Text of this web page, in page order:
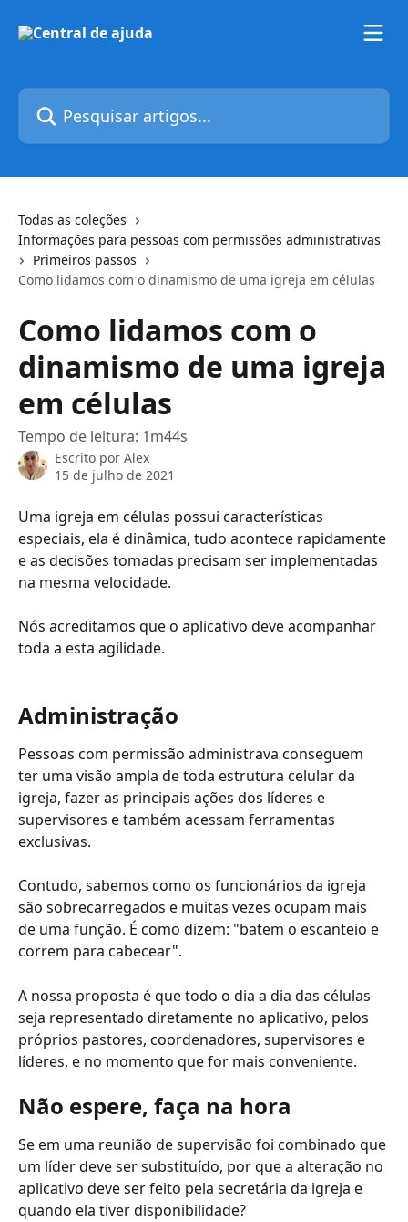
Pesquisar artigos...
Todas as coleções
Informações para pessoas com permissões administrativas
Primeiros passos
Como lidamos com o dinamismo de uma igreja em células
Como lidamos com o
dinamismo de uma igreja
em células
Tempo de leitura: 1m44s
Escrito por Alex
15 de julho de 2021
Uma igreja em células possui características
especiais, ela é dinâmica, tudo acontece rapidamente
e as decisões tomadas precisam ser implementadas
na mesma velocidade.
Nós acreditamos que o aplicativo deve acompanhar
toda a esta agilidade.
Administração
Pessoas com permissão administrava conseguem
ter uma visão ampla de toda estrutura celular da
igreja, fazer as principais ações dos líderes e
supervisores e também acessam ferramentas
exclusivas.
Contudo, sabemos como os funcionários da igreja
são sobrecarregados e muitas vezes ocupam mais
de uma função. É como dizem: "batem o escanteio e
correm para cabecear".
A nossa proposta é que todo o dia a dia das células
seja representado diretamente no aplicativo, pelos
próprios pastores, coordenadores, supervisores e
líderes, e no momento que for mais conveniente.
Não espere, faça na hora
Se em uma reunião de supervisão foi combinado que
um líder deve ser substituído, por que a alteração no
aplicativo deve ser feito pela secretária da igreja e
quando ela tiver disponibilidade?